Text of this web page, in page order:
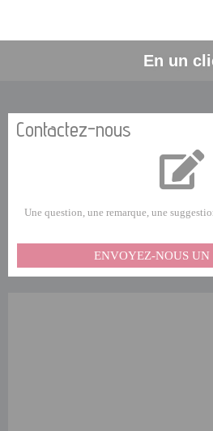
En un
Contactez-nous
Une question, une remarque, une
ENVOYEZ-NOUS UN